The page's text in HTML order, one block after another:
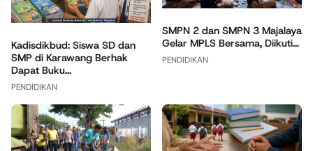
Kadisdikbud: Siswa SD dan
SMP di Karawang Berhak
Dapat Buku...
PENDIDIKAN
SMPN 2 dan SMPN 3 Majalaya
Gelar MPLS Bersama, Diikuti...
PENDIDIKAN